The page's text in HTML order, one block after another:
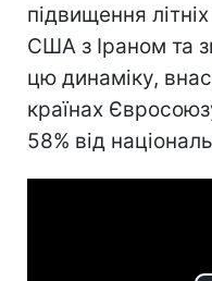
підвищення
США з Іраном та
цю динаміку,
країнах
58% від